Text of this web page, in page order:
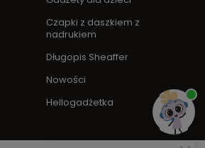
Czapki z daszkiem z
nadrukiem
Długopis Sheaffer
Nowości
Hellogadżetka